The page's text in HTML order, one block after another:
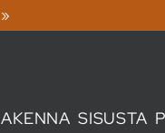
SISUSTA